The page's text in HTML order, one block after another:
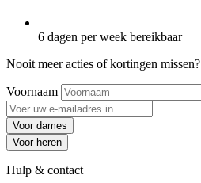
6 dagen per week bereikbaar
Nooit meer acties of kortingen missen?
Voornaam
Voor dames
Voor heren
Hulp & contact